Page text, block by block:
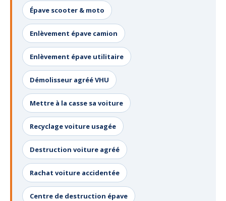
Épave scooter & moto
Enlèvement épave camion
Enlèvement épave utilitaire
Démolisseur agréé VHU
Mettre à la casse sa voiture
Recyclage voiture usagée
Destruction voiture agréé
Rachat voiture accidentée
Centre de destruction épave